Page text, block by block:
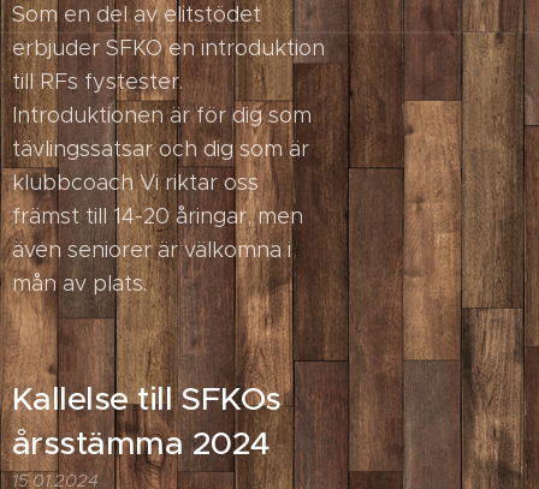
Som en del av elitstödet
erbjuder SFKO en introduktion
till RFs fystester.
Introduktionen är för dig som
tävlingssatsar och dig som är
klubbcoach Vi riktar oss
främst till 14-20 åringar, men
även seniorer är välkomna i
mån av plats.
Kallelse till SFKOs
årsstämma 2024
15.01.2024